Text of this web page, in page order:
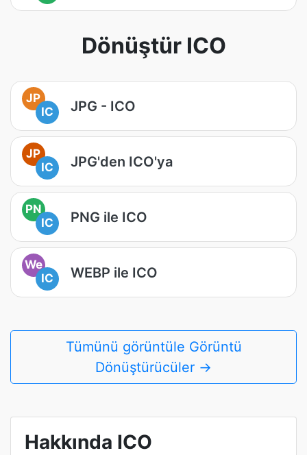
Dönüştür ICO
JP
IC
JPG - ICO
JP
IC
JPG'den ICO'ya
PN
IC
PNG ile ICO
We
IC
WEBP ile ICO
Tümünü görüntüle Görüntü
Dönüştürücüler →
Hakkında ICO